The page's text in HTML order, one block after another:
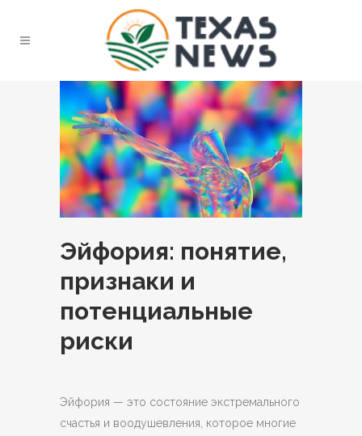
Эйфория: понятие,
признаки и
потенциальные
риски
Эйфория — это состояние экстремального
счастья и воодушевления, которое многие